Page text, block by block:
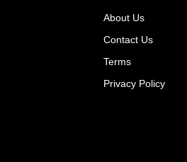
About Us
Contact Us
Terms
Privacy Policy